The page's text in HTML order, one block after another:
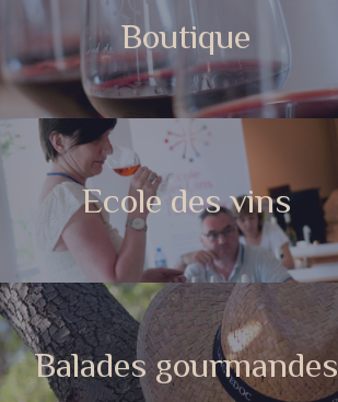
Boutique
Ecole des vins
Balades gourmandes